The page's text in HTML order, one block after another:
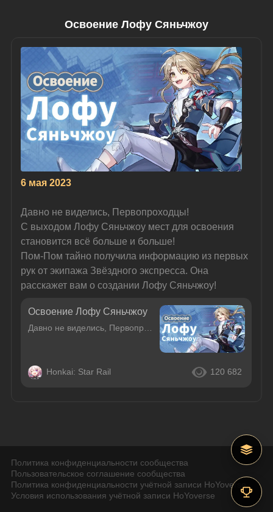
Освоение Лофу Сяньчжоу
6 мая 2023
Давно не виделись, Первопроходцы!
С выходом Лофу Сяньчжоу мест для освоения
становится всё больше и больше!
Пом-Пом тайно получила информацию из первых
рук от экипажа Звёздного экспресса. Она
расскажет вам о создании Лофу Сяньчжоу!
Освоение Лофу Сяньчжоу
Давно не виделись, Первопроходцы!С выходом Лофу Сяньчжоу мест для освоения становится всё больше и больше!Пом-Пом тайно получила информацию из первых рук от экипажа Звёздного экспресса. Она расскажет
Honkai: Star Rail 120 682
Политика конфиденциальности сообщества
Пользовательское соглашение сообщества
Политика конфиденциальности учётной записи HoYoverse
Условия использования учётной записи HoYoverse